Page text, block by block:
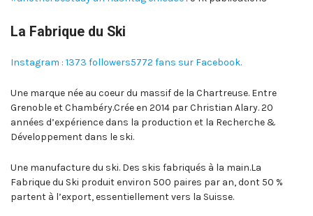
La Fabrique du Ski
Instagram : 1373 followers5772 fans sur Facebook.
Une marque née au coeur du massif de la Chartreuse. Entre
Grenoble et Chambéry.Crée en 2014 par Christian Alary. 20
années d’expérience dans la production et la Recherche &
Développement dans le ski.
Une manufacture du ski. Des skis fabriqués à la main.La
Fabrique du Ski produit environ 500 paires par an, dont 50 %
partent à l’export, essentiellement vers la Suisse.